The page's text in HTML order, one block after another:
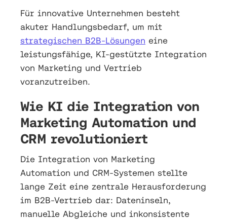
Für innovative Unternehmen besteht
akuter Handlungsbedarf, um mit
strategischen B2B-Lösungen eine
leistungsfähige, KI-gestützte Integration
von Marketing und Vertrieb
voranzutreiben.
Wie KI die Integration von
Marketing Automation und
CRM revolutioniert
Die Integration von Marketing
Automation und CRM-Systemen stellte
lange Zeit eine zentrale Herausforderung
im B2B-Vertrieb dar: Dateninseln,
manuelle Abgleiche und inkonsistente